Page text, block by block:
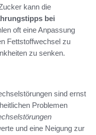
kann die
bei
oft eine Anpassung
Fettstoffwechsel zu
zu senken.
sind ernst
Problemen
und eine Neigung zur